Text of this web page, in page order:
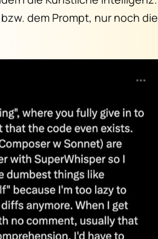
dem Prompt, nur noch die